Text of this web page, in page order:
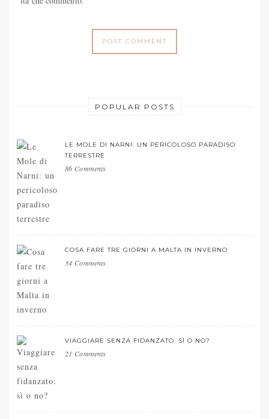
POPULAR POSTS
LE MOLE DI NARNI: UN PERICOLOSO PARADISO
TERRESTRE
86 Comments
COSA FARE TRE GIORNI A MALTA IN INVERNO
34 Comments
VIAGGIARE SENZA FIDANZATO: SÌ O NO?
21 Comments